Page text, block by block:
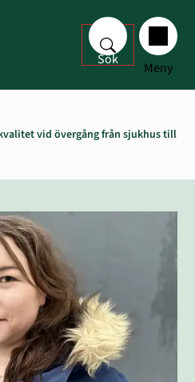
Sök Meny
vid övergång från sjukhus till